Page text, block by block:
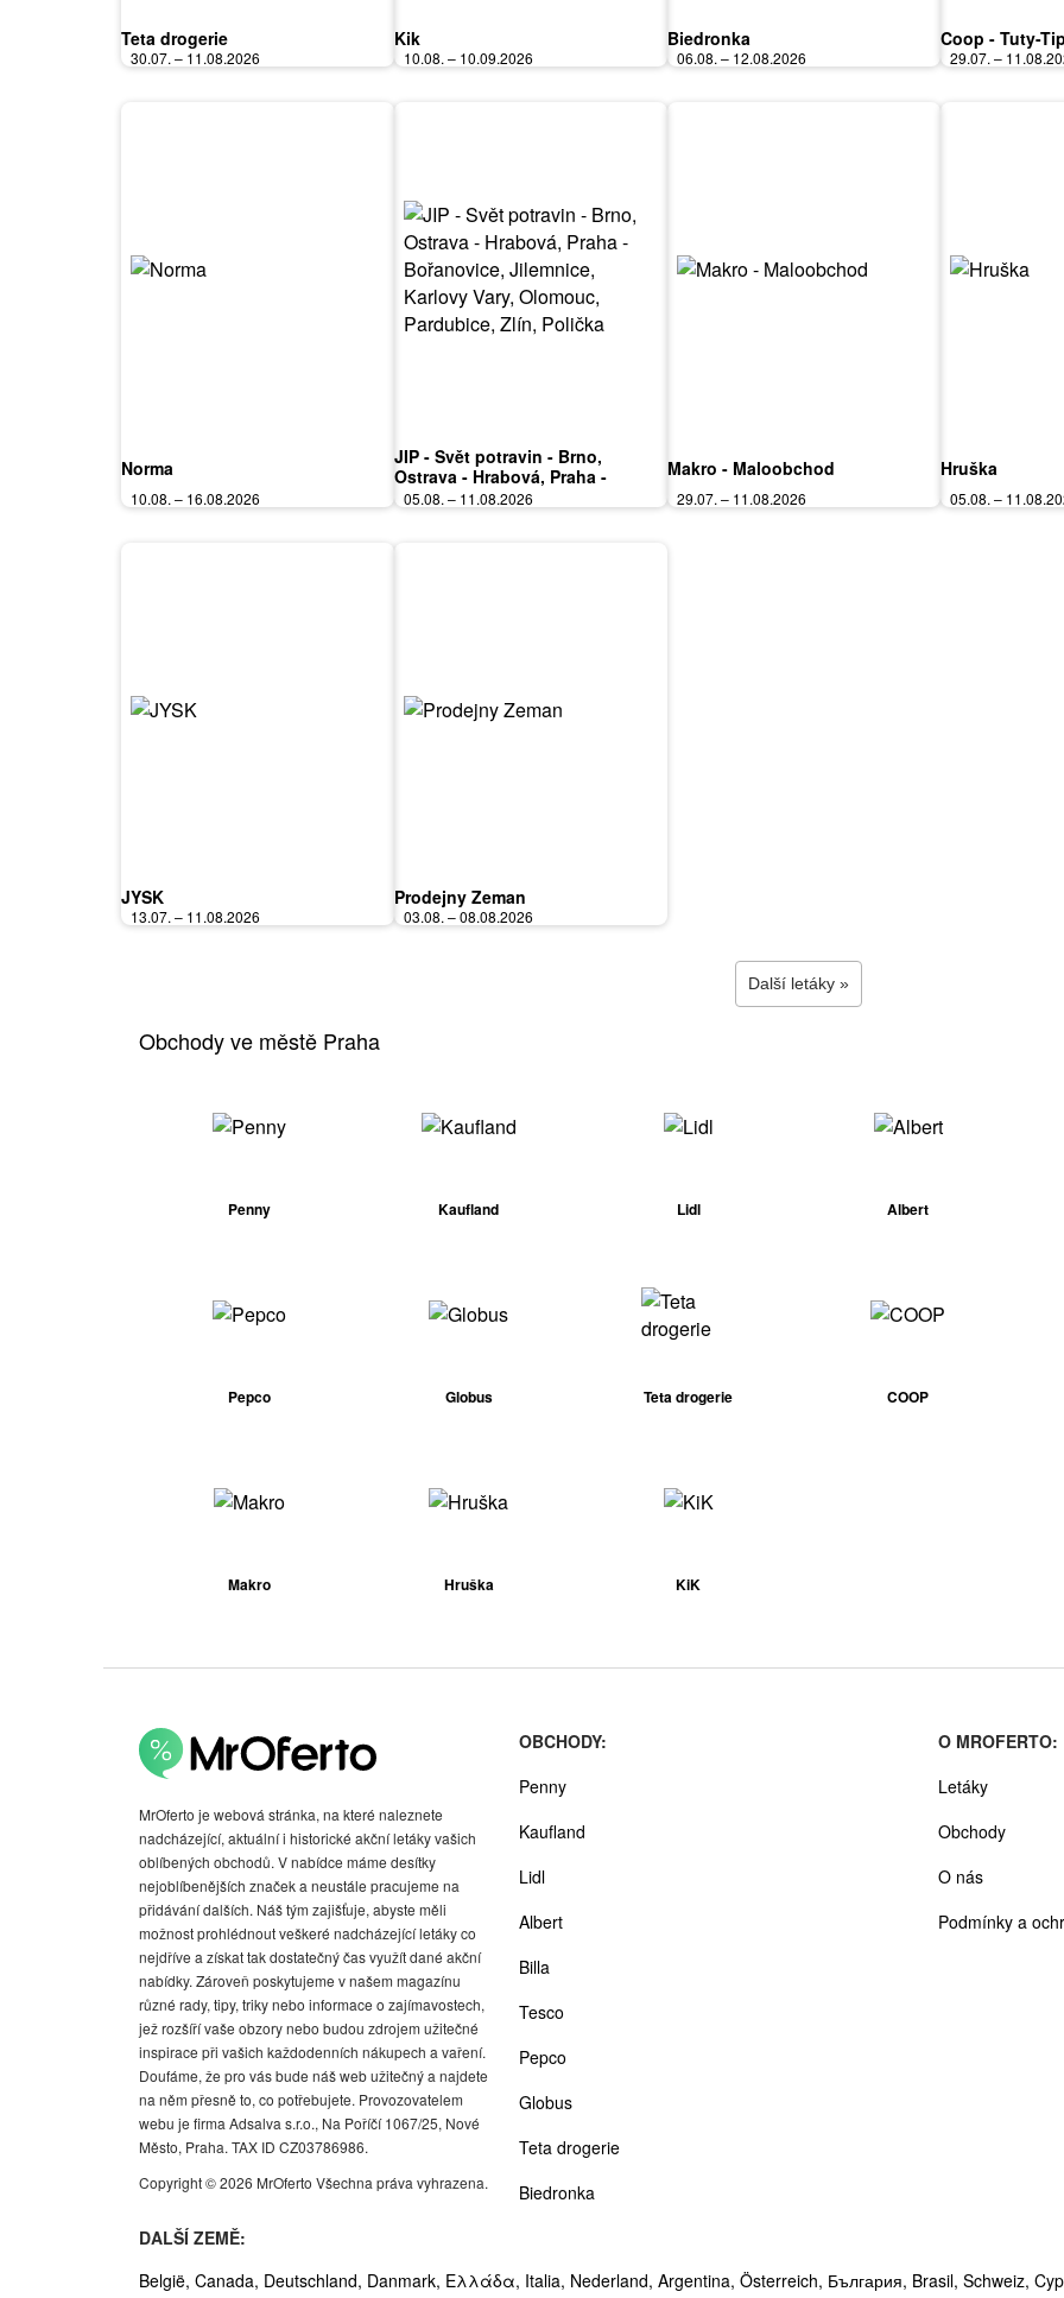
Teta drogerie
30.07. – 11.08.2026
Kik
10.08. – 10.09.2026
Biedronka
06.08. – 12.08.2026
Coop - Tuty-
29.07. –
Norma
10.08. – 16.08.2026
JIP - Svět potravin - Brno,
Ostrava - Hrabová, Praha -
Bořanovice, Jilemnice, Karlovy
05.08. – 11.08.2026
Makro - Maloobchod
29.07. – 11.08.2026
Hruška
05.08. –
JYSK
13.07. – 11.08.2026
Prodejny Zeman
03.08. – 08.08.2026
Další letáky »
Obchody ve městě Praha
Penny Kaufland Lidl Albert
Pepco Globus Teta drogerie COOP
Makro Hruška KiK
MrOferto je webová stránka, na které naleznete
nadcházející, aktuální i historické akční letáky vašich
oblíbených obchodů. V nabídce máme desítky
nejoblíbenějších značek a neustále pracujeme na
přidávání dalších. Náš tým zajišťuje, abyste měli
možnost prohlédnout veškeré nadcházející letáky co
nejdříve a získat tak dostatečný čas využít dané akční
nabídky. Zároveň poskytujeme v našem magazínu
různé rady, tipy, triky nebo informace o zajímavostech,
jež rozšíří vaše obzory nebo budou zdrojem užitečné
inspirace při vašich každodenních nákupech a vaření.
Doufáme, že pro vás bude náš web užitečný a najdete
na něm přesně to, co potřebujete. Provozovatelem
webu je firma Adsalva s.r.o., Na Poříčí 1067/25, Nové
Město, Praha. TAX ID CZ03786986.
Copyright © 2026 MrOferto Všechna práva vyhrazena.
OBCHODY:
Penny
Kaufland
Lidl
Albert
Billa
Tesco
Pepco
Globus
Teta drogerie
Biedronka
O MROFERTO:
Letáky
Obchody
O nás
Podmínky a
DALŠÍ ZEMĚ:
België, Canada, Deutschland, Danmark, Ελλάδα, Italia, Nederland, Argentina, Österreich, България, Brasil, Schweiz,